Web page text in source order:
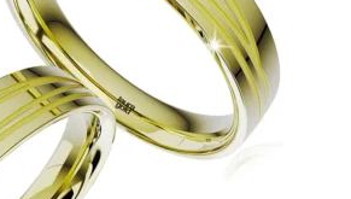
z kolekcie Twist Elegance.